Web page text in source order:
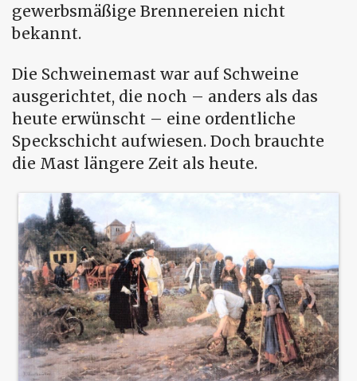
gewerbsmäßige Brennereien nicht
bekannt.
Die Schweinemast war auf Schweine
ausgerichtet, die noch – anders als das
heute erwünscht – eine ordentliche
Speckschicht aufwiesen. Doch brauchte
die Mast längere Zeit als heute.